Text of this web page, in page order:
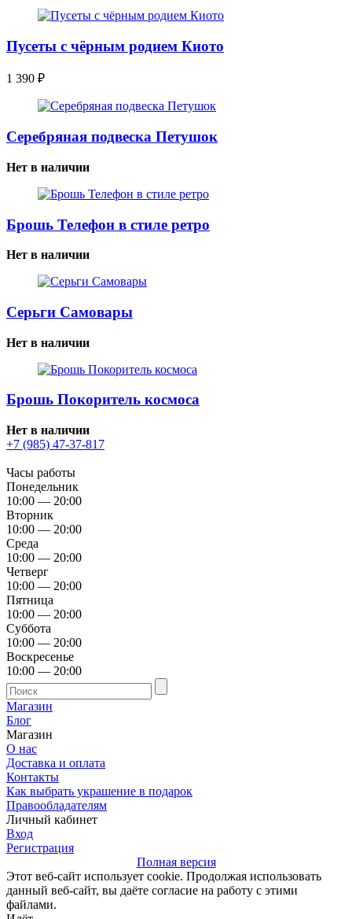
Пусеты с чёрным родием Киото
1 390 ₽
Серебряная подвеска Петушок
Нет в наличии
Брошь Телефон в стиле ретро
Нет в наличии
Серьги Самовары
Нет в наличии
Брошь Покоритель космоса
Нет в наличии
+7 (985) 47-37-817
Часы работы
Понедельник
10:00 — 20:00
Вторник
10:00 — 20:00
Среда
10:00 — 20:00
Четверг
10:00 — 20:00
Пятница
10:00 — 20:00
Суббота
10:00 — 20:00
Воскресенье
10:00 — 20:00
Магазин
Блог
Магазин
О нас
Доставка и оплата
Контакты
Как выбрать украшение в подарок
Правообладателям
Личный кабинет
Вход
Регистрация
Полная версия
Этот веб-сайт использует cookie. Продолжая использовать
данный веб-сайт, вы даёте согласие на работу с этими
файлами.